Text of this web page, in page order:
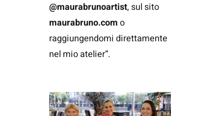
@maurabrunoartist, sul sito
maurabruno.como
raggiungendomi direttamente
nel mio atelier”.